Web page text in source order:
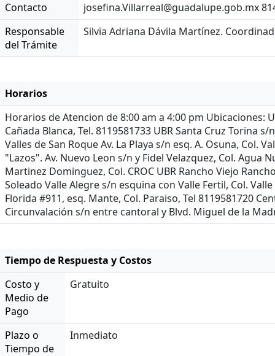
Contacto
josefina.Villarreal@guadalupe.gob.mx
Responsable
del Trámite
Silvia Adriana Dávila Martínez.
Horarios
Horarios de Atencion de 8:00 am a 4:00 pm Ubicaciones:
Cañada Blanca, Tel. 8119581733 UBR Santa Cruz Torina
Valles de San Roque Av. La Playa s/n esq. A. Osuna, Col.
"Lazos". Av. Nuevo Leon s/n y Fidel Velazquez, Col. Agua
Martinez Dominguez, Col. CROC UBR Rancho Viejo
Soleado Valle Alegre s/n esquina con Valle Fertil, Col.
Florida #911, esq. Mante, Col. Paraiso, Tel 8119581720
Circunvalación s/n entre cantoral y Blvd. Miguel de la
Tiempo de Respuesta y Costos
Costo y
Medio de
Pago
Gratuito
Plazo o
Tiempo de
Inmediato